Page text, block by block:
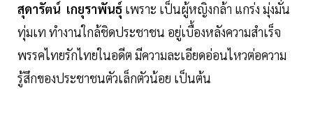
สุดารัตน์ เกยุราพันธุ์ เพราะ เป็นผู้หญิงกล้า แกร่ง มุ่งมั่น
ทุ่มเท ทำงานใกล้ชิดประชาชน อยู่เบื้องหลังความสำเร็จ
พรรคไทยรักไทยในอดีต มีความละเอียดอ่อนไหวต่อความ
รู้สึกของประชาชนตัวเล็กตัวน้อย เป็นต้น